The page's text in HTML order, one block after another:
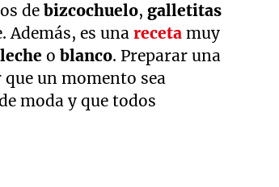
debizcochuelo, galletitas
Además, es unareceta muy
lecheoblanco. Preparar una
un momento sea
moda y que todos